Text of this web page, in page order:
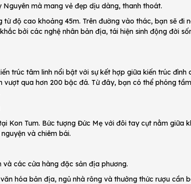
mà mang vẻ đẹp dịu dàng, thanh thoát.
độ cao khoảng 45m. Trên đường vào thác, bạn sẽ đi
bởi các nghệ nhân bản địa, tái hiện sinh động đời
trúc tâm linh nổi bật với sự kết hợp giữa kiến trúc đình
vượt qua hơn 200 bậc đá. Từ đây, bạn có thể phóng
Kon Tum. Bức tượng Đức Mẹ với đôi tay cụt nằm giữa
và chiêm bái.
các cửa hàng đặc sản địa phương.
hóa bản địa, ngủ nhà rông và thưởng thức rượu cần